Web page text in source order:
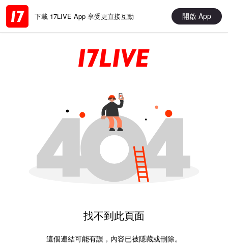
下載 17LIVE App 享受更直接互動 開啟 App
找不到此頁面
這個連結可能有誤，內容已被隱藏或刪除。